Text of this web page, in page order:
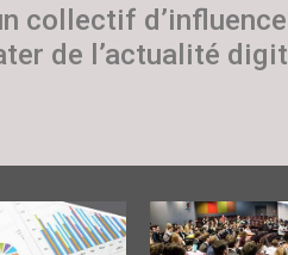
collectif
de l’actualité